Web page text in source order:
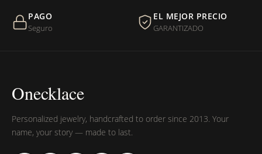
¿Sus productos son libres de níquel?
PAGO
Seguro
EL MEJOR PRECIO
GARANTIZADO
Onecklace
Personalized jewelry, handcrafted to order since 2013. Your
name, your story — made to last.